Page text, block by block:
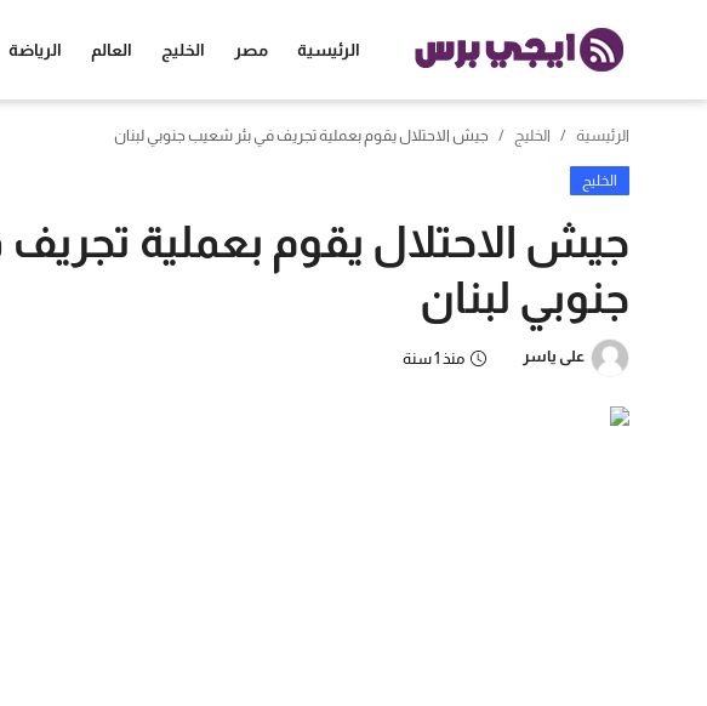
الرئيسية مصر الخليج العالم الرياضة
الرئيسية الخليج جيش الاحتلال يقوم بعملية تجريف في بئر شعيب جنوبي لبنان
الخليج
جيش الاحتلال يقوم بعملية
جنوبي لبنان
على ياسر منذ 1 سنة